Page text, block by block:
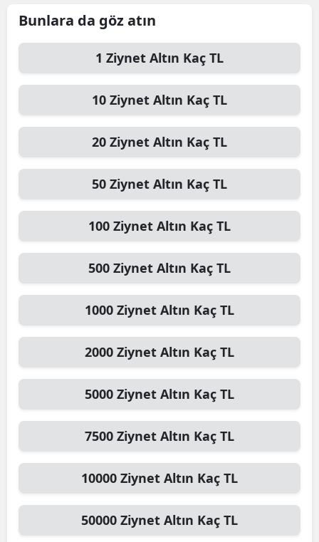
Bunlara da göz atın
1 Ziynet Altın Kaç TL
10 Ziynet Altın Kaç TL
20 Ziynet Altın Kaç TL
50 Ziynet Altın Kaç TL
100 Ziynet Altın Kaç TL
500 Ziynet Altın Kaç TL
1000 Ziynet Altın Kaç TL
2000 Ziynet Altın Kaç TL
5000 Ziynet Altın Kaç TL
7500 Ziynet Altın Kaç TL
10000 Ziynet Altın Kaç TL
50000 Ziynet Altın Kaç TL